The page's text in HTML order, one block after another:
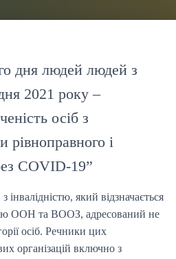
дня людей людей з
2021 року –
осіб з
рівноправного і
COVID-19”
який відзначається
ООН та ВООЗ, адресований не
осіб. Речники цих
організацій включно з